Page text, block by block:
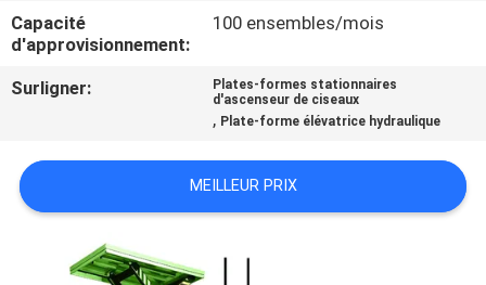
CONTRÔLE
DE
LA
NOUS
CONTACTER
Capacité
d'approvisionnement:
100 ensembles/mois
Surligner:
Plates-formes stationnaires
d'ascenseur de ciseaux
, Plate-forme élévatrice hydraulique
MEILLEUR PRIX